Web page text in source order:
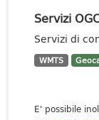
Servizi
Servizi di
WMTS
E' possibile